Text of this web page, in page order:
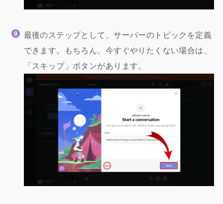
最後のステップとして、サーバーのトピックを定義
できます。もちろん、今すぐやりたくない場合は、
「スキップ」ボタンがあります。